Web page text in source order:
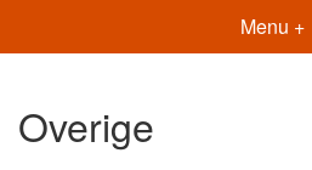
Menu +
Overige